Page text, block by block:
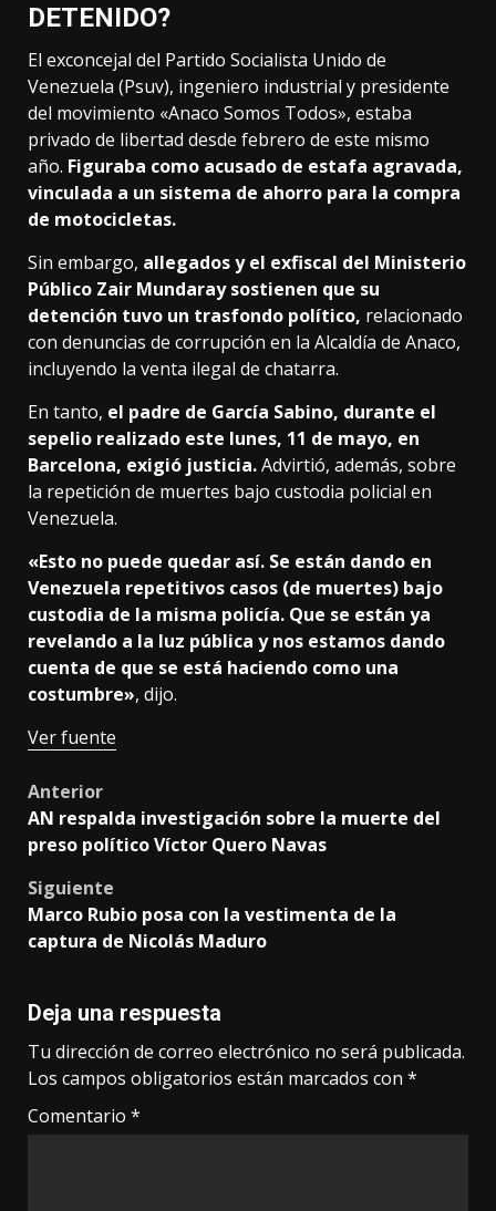
DETENIDO?
El exconcejal del Partido Socialista Unido de
Venezuela (Psuv), ingeniero industrial y presidente
del movimiento «Anaco Somos Todos», estaba
privado de libertad desde febrero de este mismo
año. Figuraba como acusado de estafa agravada,
vinculada a un sistema de ahorro para la compra
de motocicletas.
Sin embargo, allegados y el exfiscal del Ministerio
Público Zair Mundaray sostienen que su
detención tuvo un trasfondo político, relacionado
con denuncias de corrupción en la Alcaldía de Anaco,
incluyendo la venta ilegal de chatarra.
En tanto, el padre de García Sabino, durante el
sepelio realizado este lunes, 11 de mayo, en
Barcelona, exigió justicia.Advirtió, además, sobre
la repetición de muertes bajo custodia policial en
Venezuela.
«Esto no puede quedar así. Se están dando en
Venezuela repetitivos casos (de muertes) bajo
custodia de la misma policía. Que se están ya
revelando a la luz pública y nos estamos dando
cuenta de que se está haciendo como una
costumbre», dijo.
Ver fuente
Post
navigation
Anterior
AN respalda investigación sobre la muerte del
preso político Víctor Quero Navas
Siguiente
Marco Rubio posa con la vestimenta de la
captura de Nicolás Maduro
Deja una respuesta
Tu dirección de correo electrónico no será publicada.
Los campos obligatorios están marcados con *
Comentario *